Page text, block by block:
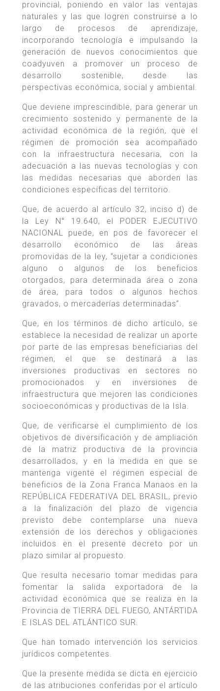
provincial, poniendo en valor las ventajas
naturales y las que logren construirse a lo
largo de procesos de aprendizaje,
incorporando tecnología e impulsando la
generación de nuevos conocimientos que
coadyuven a promover un proceso de
desarrollo sostenible, desde las
perspectivas económica, social y ambiental.
Que deviene imprescindible, para generar un
crecimiento sostenido y permanente de la
actividad económica de la región, que el
régimen de promoción sea acompañado
con la infraestructura necesaria, con la
adecuación a las nuevas tecnologías y con
las medidas necesarias que aborden las
condiciones específicas del territorio.
Que, de acuerdo al artículo 32, inciso d) de
la Ley N° 19.640, el PODER EJECUTIVO
NACIONAL puede, en pos de favorecer el
desarrollo económico de las áreas
promovidas de la ley, “sujetar a condiciones
alguno o algunos de los beneficios
otorgados, para determinada área o zona
de área, para todos o algunos hechos
gravados, o mercaderías determinadas”.
Que, en los términos de dicho artículo, se
establece la necesidad de realizar un aporte
por parte de las empresas beneficiarias del
régimen, el que se destinará a las
inversiones productivas en sectores no
promocionados y en inversiones de
infraestructura que mejoren las condiciones
socioeconómicas y productivas de la Isla.
Que, de verificarse el cumplimiento de los
objetivos de diversificación y de ampliación
de la matriz productiva de la provincia
desarrollados, y en la medida en que se
mantenga vigente el régimen especial de
beneficios de la Zona Franca Manaos en la
REPÚBLICA FEDERATIVA DEL BRASIL, previo
a la finalización del plazo de vigencia
previsto debe contemplarse una nueva
extensión de los derechos y obligaciones
incluidos en el presente decreto por un
plazo similar al propuesto.
Que resulta necesario tomar medidas para
fomentar la salida exportadora de la
actividad económica que se realiza en la
Provincia de TIERRA DEL FUEGO, ANTÁRTIDA
E ISLAS DEL ATLÁNTICO SUR.
Que han tomado intervención los servicios
jurídicos competentes.
Que la presente medida se dicta en ejercicio
de las atribuciones conferidas por el artículo